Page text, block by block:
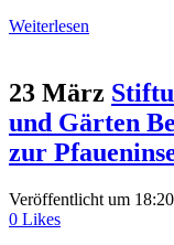
Weiterlesen
23 März
und Gärten
zur
Veröffentlicht um
0 Likes